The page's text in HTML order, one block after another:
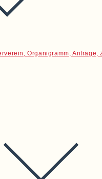
Organigramm, Anträge,